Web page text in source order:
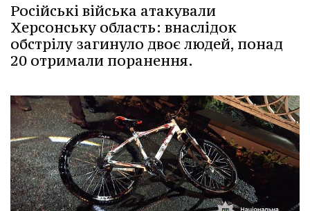
Російські війська атакували
Херсонську область: внаслідок
обстрілу загинуло двоє людей, понад
20 отримали поранення.